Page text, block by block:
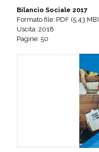
Bilancio Sociale 2017
Formato file: PDF (5.43 MB)
Uscita: 2018
Pagine: 50